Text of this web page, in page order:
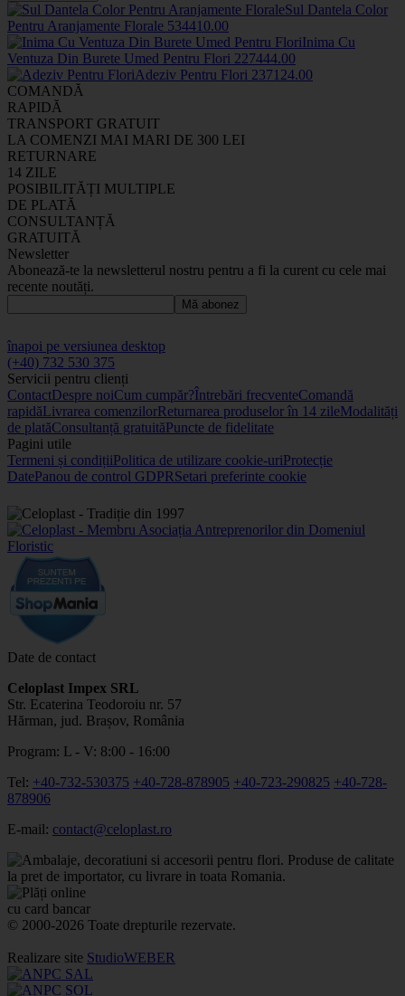
Sul Dantela Color
Pentru Aranjamente Florale 534410.00
Inima Cu
Ventuza Din Burete Umed Pentru Flori 227444.00
Adeziv Pentru Flori 2371 24.00
COMANDĂ
RAPIDĂ
TRANSPORT GRATUIT
LA COMENZI MAI MARI DE 300 LEI
RETURNARE
14 ZILE
POSIBILITĂȚI MULTIPLE
DE PLATĂ
CONSULTANȚĂ
GRATUITĂ
Newsletter
Abonează-te la newsletterul nostru pentru a fi la curent cu cele mai
recente noutăți.
Mă abonez
înapoi pe versiunea desktop
(+40) 732 530 375
Servicii pentru clienți
ContactDespre noiCum cumpăr?Întrebări frecventeComandă
rapidăLivrarea comenzilorReturnarea produselor în 14 zileModalități
de platăConsultanță gratuităPuncte de fidelitate
Pagini utile
Termeni și condițiiPolitica de utilizare cookie-uriProtecție
DatePanou de control GDPRSetari preferinte cookie
Date de contact
Celoplast Impex SRL
Str. Ecaterina Teodoroiu nr. 57
Hărman, jud. Brașov, România
Program: L - V: 8:00 - 16:00
Tel: +40-732-530375 +40-728-878905 +40-723-290825 +40-728-
878906
E-mail: contact@celoplast.ro
© 2000-2026 Toate drepturile rezervate.
Realizare site StudioWEBER